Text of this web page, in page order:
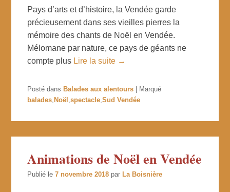
Pays d’arts et d’histoire, la Vendée garde
précieusement dans ses vieilles pierres la
mémoire des chants de Noël en Vendée.
Mélomane par nature, ce pays de géants ne
compte plus Lire la suite →
Posté dans Balades aux alentours
Marqué
balades Noël ,spectacle ,Sud Vendée
Animations de Noël en Vendée
Publié le7 novembre 2018 parLa Boisnière